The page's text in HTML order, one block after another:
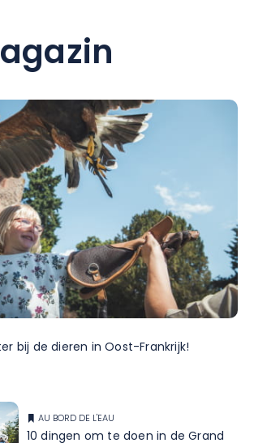
bij de dieren in Oost-Frankrijk!
AU BORD DE L'EAU
10 dingen om te doen in de Grand